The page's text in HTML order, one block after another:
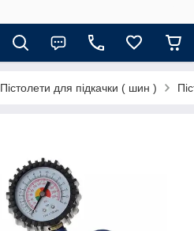
Пістолети для підкачки ( шин )